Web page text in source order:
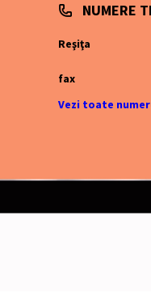
NUMERE
Reşiţa
fax
Vezi toate